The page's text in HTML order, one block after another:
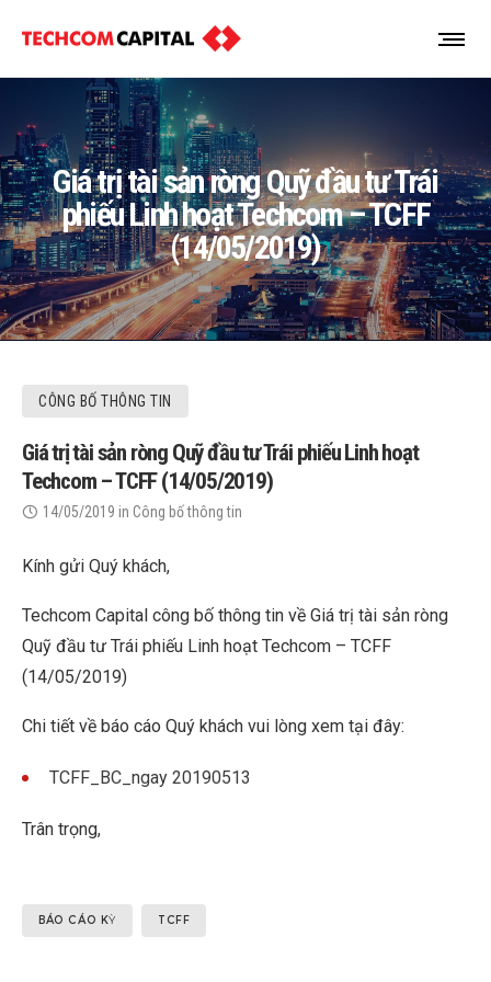
Giá trị tài sản ròng Quỹ đầu tư Trái
phiếu Linh hoạt Techcom – TCFF
(14/05/2019)
CÔNG BỐ THÔNG TIN
Giá trị tài sản ròng Quỹ đầu tư Trái phiếu Linh hoạt
Techcom – TCFF (14/05/2019)
14/05/2019 in Công bố thông tin
Kính gửi Quý khách,
Techcom Capital công bố thông tin về Giá trị tài sản ròng
Quỹ đầu tư Trái phiếu Linh hoạt Techcom – TCFF
(14/05/2019)
Chi tiết về báo cáo Quý khách vui lòng xem tại đây:
TCFF_BC_ngay 20190513
Trân trọng,
BÁO CÁO KỲ TCFF